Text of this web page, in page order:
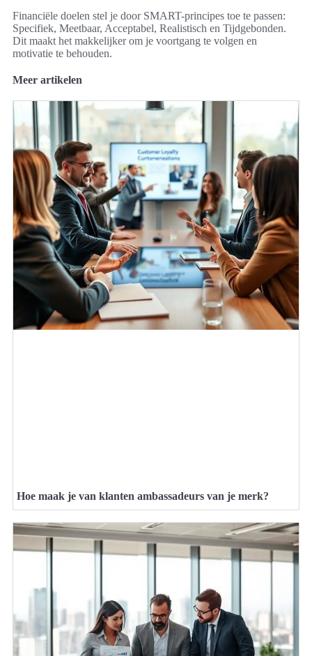
Financiële doelen stel je door SMART-principes toe te passen:
Specifiek, Meetbaar, Acceptabel, Realistisch en Tijdgebonden.
Dit maakt het makkelijker om je voortgang te volgen en
motivatie te behouden.
Meer artikelen
Hoe maak je van klanten ambassadeurs van je merk?